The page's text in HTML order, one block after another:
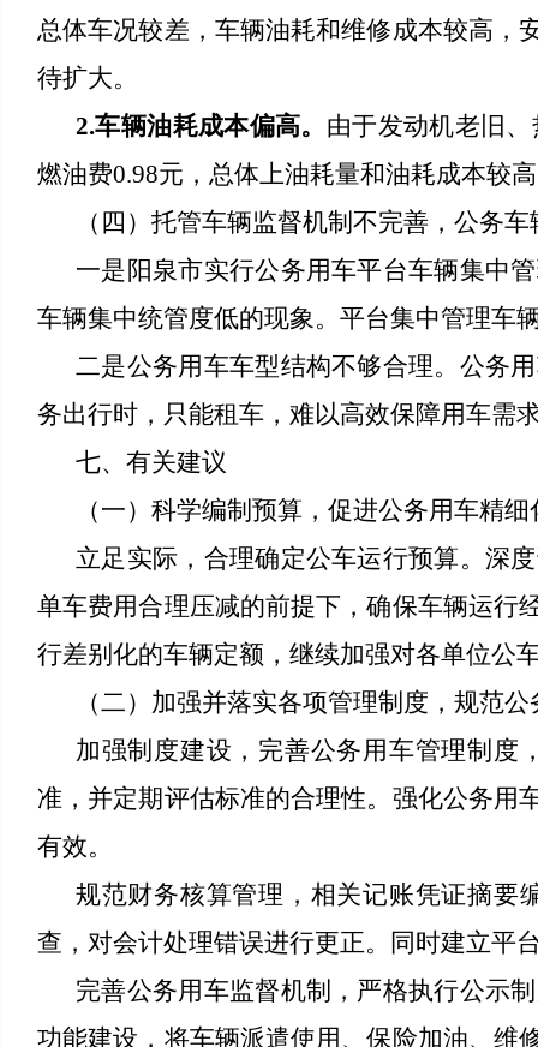
总体车况较差，车辆油耗和维修成本较高，
待扩大。
2.车辆油耗成本偏高。 由于发动机老旧
燃油费0.98元，总体上油耗量和油耗成本较
（四）托管车辆监督机制不完善，公务
一是阳泉市实行公务用车平台车辆集中
车辆集中统管度低的现象。平台集中管理车
二是公务用车车型结构不够合理。公务
务出行时，只能租车，难以高效保障用车需
七、有关建议
（一）科学编制预算，促进公务用车精
立足实际，合理确定公车运行预算。深
单车费用合理压减的前提下，确保车辆运行
行差别化的车辆定额，继续加强对各单位公
（二）加强并落实各项管理制度，规范
加强制度建设，完善公务用车管理制度
准，并定期评估标准的合理性。强化公务用
有效。
规范财务核算管理，相关记账凭证摘要
查，对会计处理错误进行更正。同时建立平
完善公务用车监督机制，严格执行公示
功能建设，将车辆派遣使用、保险加油、维